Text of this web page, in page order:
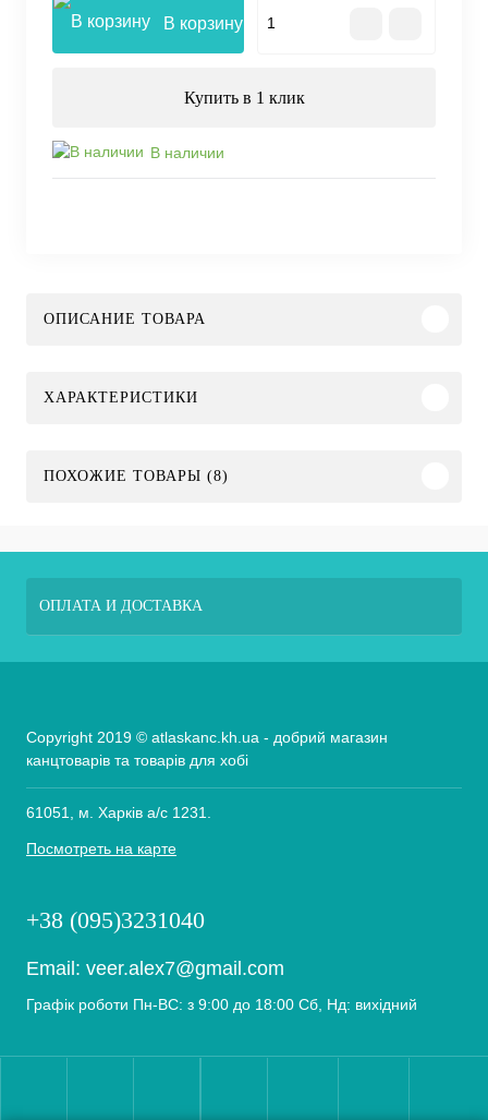
В корзину
Купить в 1 клик
В наличии
ОПИСАНИЕ ТОВАРА
ХАРАКТЕРИСТИКИ
ПОХОЖИЕ ТОВАРЫ (8)
ОПЛАТА И ДОСТАВКА
Copyright 2019 © atlaskanc.kh.ua - добрий магазин
канцтоварів та товарів для хобі
61051, м. Харків а/с 1231.
Посмотреть на карте
+38 (095)3231040
Email: veer.alex7@gmail.com
Графік роботи Пн-ВС: з 9:00 до 18:00 Сб, Нд: вихідний